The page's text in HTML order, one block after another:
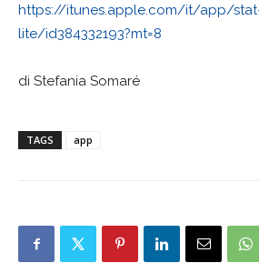
https://itunes.apple.com/it/app/
lite/id384332193?mt=8
di Stefania Somaré
TAGS app